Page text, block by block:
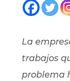
La
trabajos
problema